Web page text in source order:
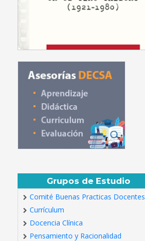
Grupos de Estudio
Comité Buenas Practicas Docentes
Currículum
Docencia Clínica
Pensamiento y Racionalidad